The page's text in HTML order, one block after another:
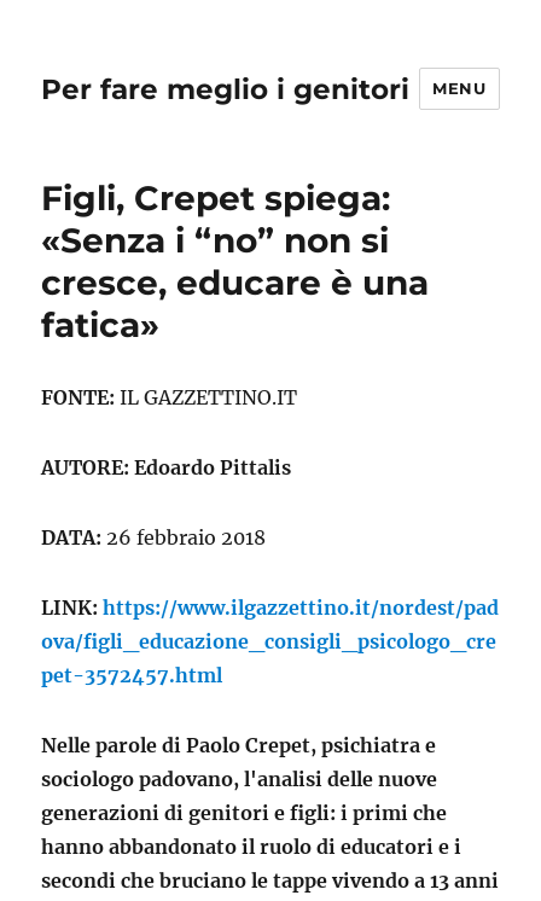
Per fare meglio i genitori MENU
Figli, Crepet spiega:
«Senza i “no” non si
cresce, educare è una
fatica»
FONTE: IL GAZZETTINO.IT
AUTORE: Edoardo Pittalis
DATA: 26 febbraio 2018
LINK:https://www.ilgazzettino.it/nordest/pad
ova/figli_educazione_consigli_psicologo_cre
pet-3572457.html
Nelle parole di Paolo Crepet, psichiatra e
sociologo padovano, l'analisi delle nuove
generazioni di genitori e figli: i primi che
hanno abbandonato il ruolo di educatori e i
secondi che bruciano le tappe vivendo a 13 anni